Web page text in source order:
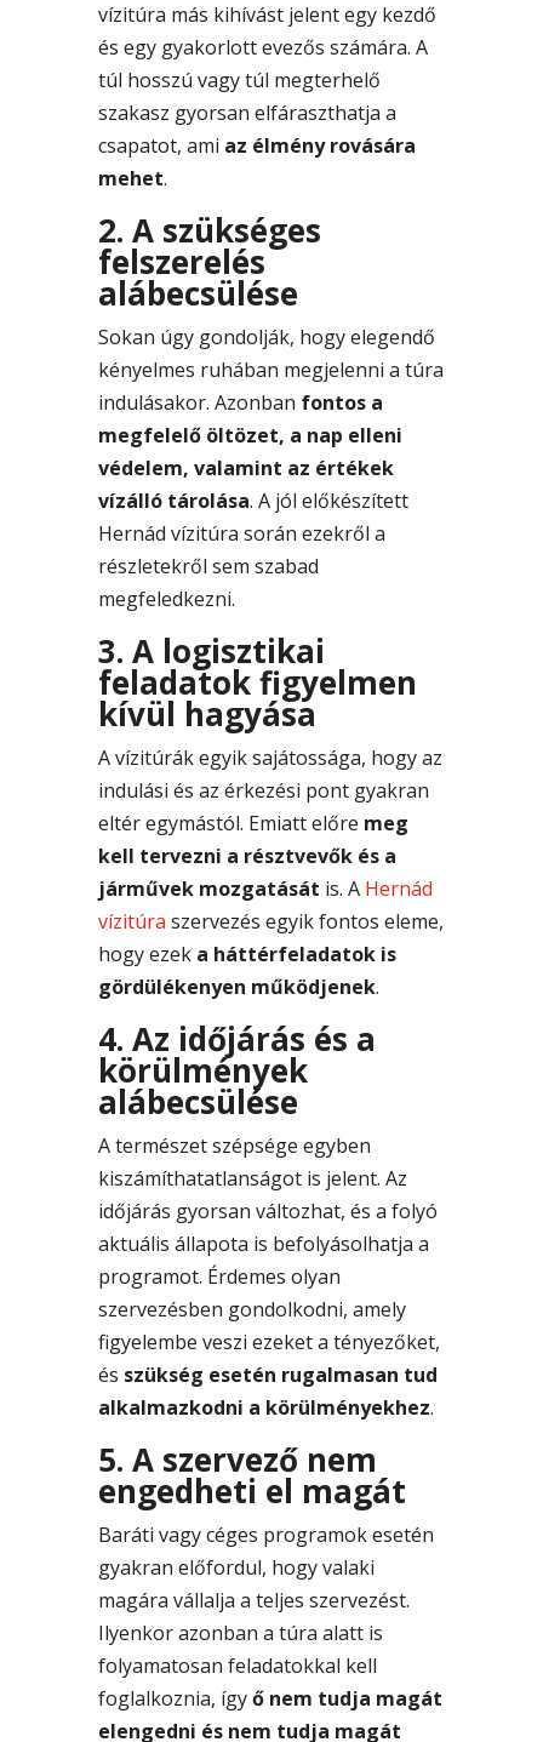
vízitúra más kihívást jelent egy kezdő
és egy gyakorlott evezős számára. A
túl hosszú vagy túl megterhelő
szakasz gyorsan elfáraszthatja a
csapatot, ami az élmény rovására
mehet.
2. A szükséges
felszerelés
alábecsülése
Sokan úgy gondolják, hogy elegendő
kényelmes ruhában megjelenni a túra
indulásakor. Azonban fontos a
megfelelő öltözet, a nap elleni
védelem, valamint az értékek
vízálló tárolása. A jól előkészített
Hernád vízitúra során ezekről a
részletekről sem szabad
megfeledkezni.
3. A logisztikai
feladatok figyelmen
kívül hagyása
A vízitúrák egyik sajátossága, hogy az
indulási és az érkezési pont gyakran
eltér egymástól. Emiatt előre meg
kell tervezni a résztvevők és a
járművek mozgatását is. A Hernád
vízitúra szervezés egyik fontos eleme,
hogy ezeka háttérfeladatok is
gördülékenyen működjenek.
4. Az időjárás és a
körülmények
alábecsülése
A természet szépsége egyben
kiszámíthatatlanságot is jelent. Az
időjárás gyorsan változhat, és a folyó
aktuális állapota is befolyásolhatja a
programot. Érdemes olyan
szervezésben gondolkodni, amely
figyelembe veszi ezeket a tényezőket,
és szükség esetén rugalmasan tud
alkalmazkodni a körülményekhez.
5. A szervező nem
engedheti el magát
Baráti vagy céges programok esetén
gyakran előfordul, hogy valaki
magára vállalja a teljes szervezést.
Ilyenkor azonban a túra alatt is
folyamatosan feladatokkal kell
foglalkoznia, ígyő nem tudja magát
elengedni és nem tudja magát